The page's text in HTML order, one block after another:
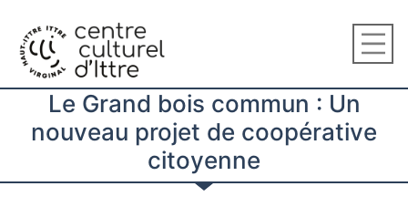
Le Grand bois commun : Un
nouveau projet de coopérative
citoyenne